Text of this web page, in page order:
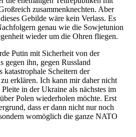
zusammenknechten. Aber
Gebilde wäre kein Verlass. Es
genau wie die Sowjetunion
wieder um die Ohren fliegen.
Putin mit Sicherheit von der
gegen ihn, gegen Russland
katastrophale Scheitern der
erklären. Ich kann mir daher nicht
in der Ukraine als nächstes im
Polen wiederholen möchte. Erst
dass er dann nicht nur noch
womöglich die ganze NATO